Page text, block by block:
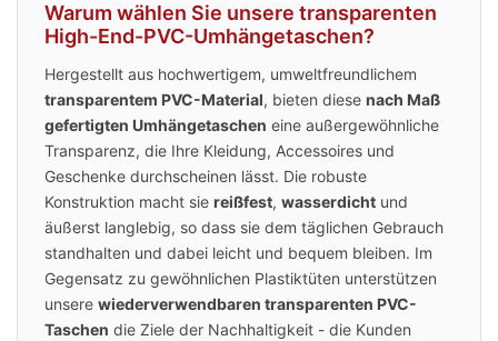
Warum wählen Sie unsere transparenten
High-End-PVC-Umhängetaschen?
Hergestellt aus hochwertigem, umweltfreundlichem
transparentem PVC-Material, bieten diese nach Maß
gefertigten Umhängetaschen eine außergewöhnliche
Transparenz, die Ihre Kleidung, Accessoires und
Geschenke durchscheinen lässt. Die robuste
Konstruktion macht sie reißfest, wasserdicht und
äußerst langlebig, so dass sie dem täglichen Gebrauch
standhalten und dabei leicht und bequem bleiben. Im
Gegensatz zu gewöhnlichen Plastiktüten unterstützen
unsere wiederverwendbaren transparenten PVC-
Taschen die Ziele der Nachhaltigkeit - die Kunden